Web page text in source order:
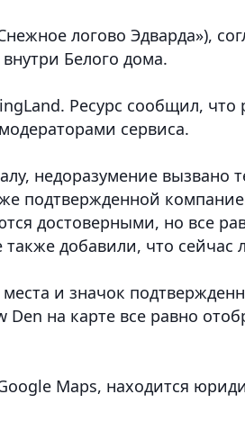
логово Эдварда»),
Белого дома.
Ресурс сообщил, что
сервиса.
недоразумение вызвано
подтвержденной
достоверными, но все
добавили, что сейчас
и значок
на карте все равно
Maps, находится